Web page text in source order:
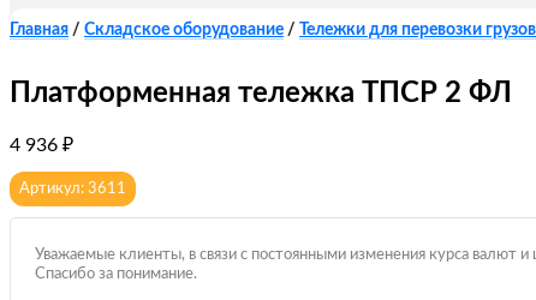
Главная / Складское оборудование / Тележки для перевозки грузов
Платформенная тележка ТПСР 2 ФЛ
4 936 ₽
Артикул: 3611
Уважаемые клиенты, в связи с постоянными изменения курса валют
Спасибо за понимание.